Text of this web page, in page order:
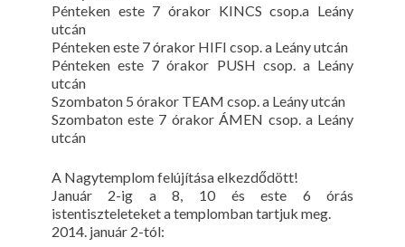
Pénteken este 7 órakor KINCS csop.a Leány
utcán
Pénteken este 7 órakor HIFI csop. a Leány utcán
Pénteken este 7 órakor PUSH csop. a Leány
utcán
Szombaton 5 órakor TEAM csop. a Leány utcán
Szombaton este 7 órakor ÁMEN csop. a Leány
utcán
A Nagytemplom felújítása elkezdődött!
Január 2-ig a 8, 10 és este 6 órás
istentiszteleteket a templomban tartjuk meg.
2014. január 2-tól: